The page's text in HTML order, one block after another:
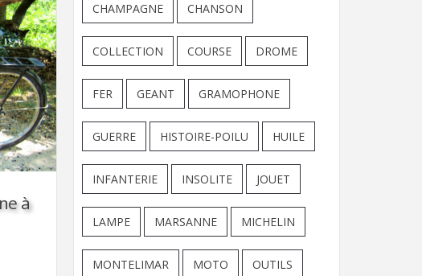
à
CHAMPAGNE CHANSON
COLLECTION COURSE DROME
FER GEANT GRAMOPHONE
GUERRE HISTOIRE-POILU HUILE
INFANTERIE INSOLITE JOUET
LAMPE MARSANNE MICHELIN
MONTELIMAR MOTO OUTILS